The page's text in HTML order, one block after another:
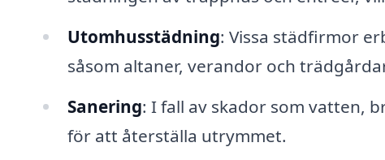
Utomhusstädning: Vissa städfirmor
såsom altaner, verandor och
Sanering: I fall av skador som vatten,
för att återställa utrymmet.